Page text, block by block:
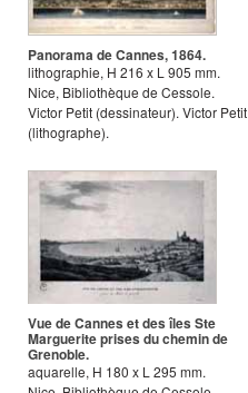
Panorama de Cannes, 1864.
lithographie, H 216 x L 905 mm.
Nice, Bibliothèque de Cessole.
Victor Petit (dessinateur). Victor Petit
(lithographe).
Vue de Cannes et des îles Ste
Marguerite prises du chemin de
Grenoble.
aquarelle, H 180 x L295 mm.